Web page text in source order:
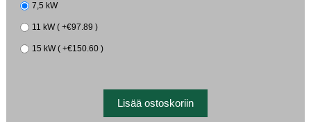
7,5 kW
11 kW ( +€97.89 )
15 kW ( +€150.60 )